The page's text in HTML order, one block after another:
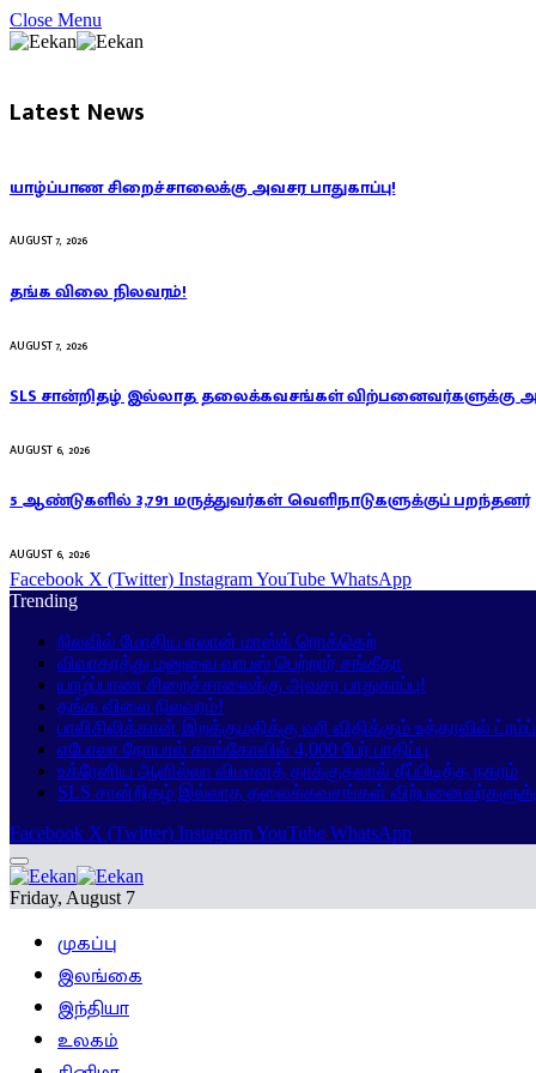
Close Menu
Latest News
யாழ்ப்பாண சிறைச்சாலைக்கு அவசர பாதுகாப்பு!
AUGUST 7, 2026
தங்க விலை நிலவரம்!
AUGUST 7, 2026
SLS சான்றிதழ் இல்லாத தலைக்கவசங்கள் விற்பனைவர்களுக்கு
AUGUST 6, 2026
5 ஆண்டுகளில் 3,791 மருத்துவர்கள் வெளிநாடுகளுக்குப் பறந்தனர்
AUGUST 6, 2026
Facebook X (Twitter) InstagramYouTube WhatsApp
Trending
நிலவில் மோதிய எலான் மாஸ்க் ரொக்கெற்
விவாகரத்து மனுவை வாபஸ் பெற்றார் சங்கீதா
யாழ்ப்பாண சிறைச்சாலைக்கு அவசர பாதுகாப்பு!
தங்க விலை நிலவரம்!
பாலிசிலிக்கான் இறக்குமதிக்கு வரி விதிக்கும் உத்தரவில்
எபோலா நோயால் காங்கோவில் 4,000 பேர் பாதிப்பு
உக்ரேனிய ஆளில்லா விமானத் தாக்குதலால் தீப்பிடித்த நகரம்
SLS சான்றிதழ் இல்லாத தலைக்கவசங்கள்
Facebook X (Twitter) InstagramYouTube WhatsApp
Friday, August 7
முகப்பு
இலங்கை
இந்தியா
உலகம்